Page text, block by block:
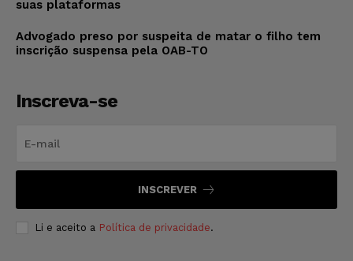
suas plataformas
Advogado preso por suspeita de matar o filho tem
inscrição suspensa pela OAB-TO
Inscreva-se
INSCREVER
Li e aceito a Política de privacidade.